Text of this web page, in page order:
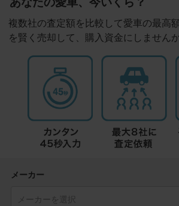
複数社の査定額を比較して愛車の最高
を賢く売却して、購入資金にしません
メーカー